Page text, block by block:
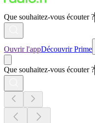
Que souhaitez-vous écouter ?
Ouvrir l'appDécouvrir Prime
Que souhaitez-vous écouter ?